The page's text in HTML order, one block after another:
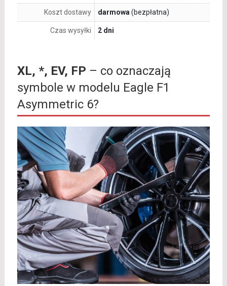
Koszt dostawy darmowa (bezpłatna)
Czas wysyłki 2 dni
XL, *, EV, FP – co oznaczają
symbole w modelu Eagle F1
Asymmetric 6?